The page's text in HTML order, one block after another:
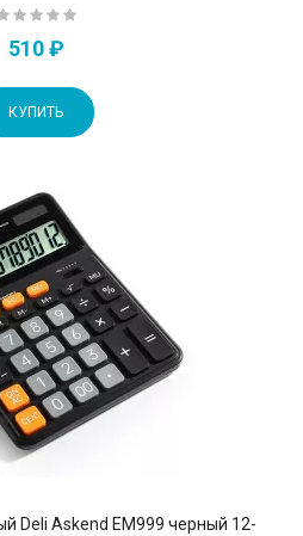
510 ₽
КУПИТЬ
Deli Askend EM999 черный 12-